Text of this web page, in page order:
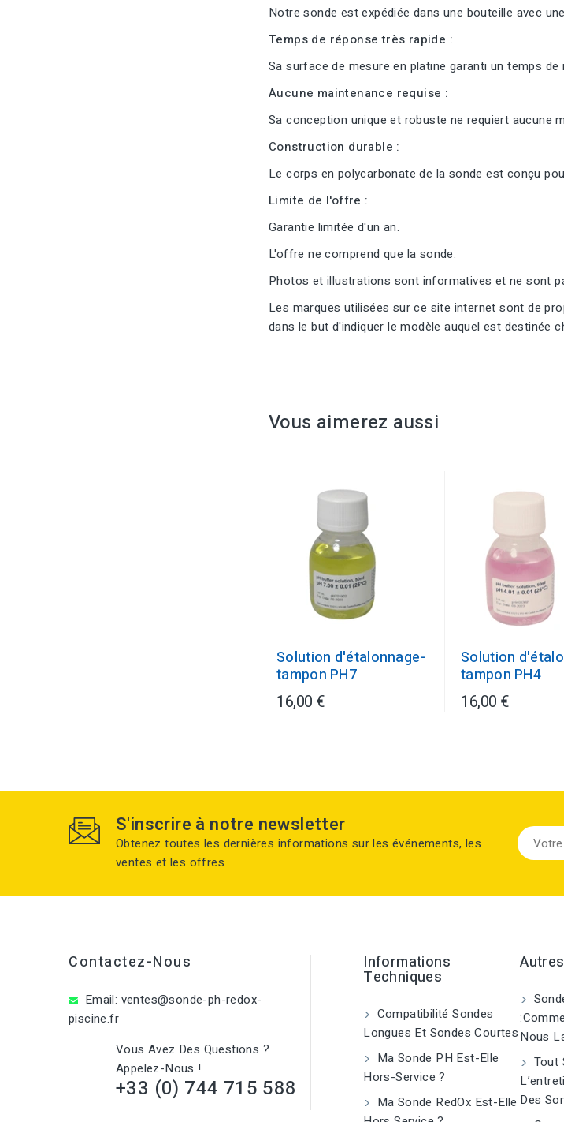
Notre sonde est expédiée dans une bouteille avec
Temps de réponse très rapide :
Sa surface de mesure en platine garanti un temps
Aucune maintenance requise :
Sa conception unique et robuste ne requiert aucune
Construction durable :
Le corps en polycarbonate de la sonde est conçu
Limite de l'offre :
Garantie limitée d'un an.
L'offre ne comprend que la sonde.
Photos et illustrations sont informatives et ne sont
Les marques utilisées sur ce site internet sont de
dans le but d'indiquer le modèle auquel est destinée
Vous aimerez aussi
Solution d'étalonnage-
tampon PH7
16,00 €
Solution
tampon PH4
16,00 €
S'inscrire à notre newsletter
Obtenez toutes les dernières informations sur les événements, les
ventes et les offres
Contactez-Nous
Email: ventes@sonde-ph-redox-
piscine.fr
Vous Avez Des Questions ?
Appelez-Nous !
+33 (0) 744 715 588
Informations
Techniques
Compatibilité Sondes
Longues Et Sondes Courtes
Ma Sonde PH Est-Elle
Hors-Service ?
Ma Sonde RedOx Est-Elle
Nous
Tout
Des